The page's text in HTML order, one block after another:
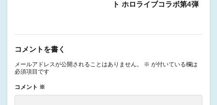
ト ホロライブコラボ第4弾
コメントを書く
メールアドレスが公開されることはありません。 ※ が付いている欄は
必須項目です
コメント ※